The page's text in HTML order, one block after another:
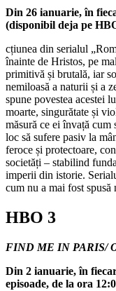
Din 26 ianuarie, în
(disponibil deja pe
cțiunea din serialul
înainte de Hristos, pe
primitivă și brutală, iar
nemiloasă a naturii și a
spune povestea acestei
moarte, singurătate și
măsură ce ei învață cum
loc să sufere pasiv la
feroce și protectoare,
societăți – stabilind
imperii din istorie.
cum nu a mai fost spusă
HBO 3
FIND ME IN PARIS/
Din 2 ianuarie, în
episoade, de la ora